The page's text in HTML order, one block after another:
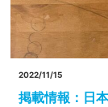
2022/11/15
掲載情報：日